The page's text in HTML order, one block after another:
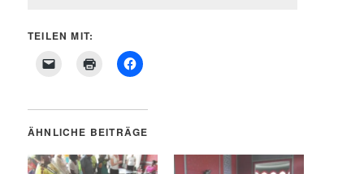
TEILEN MIT:
ÄHNLICHE BEITRÄGE